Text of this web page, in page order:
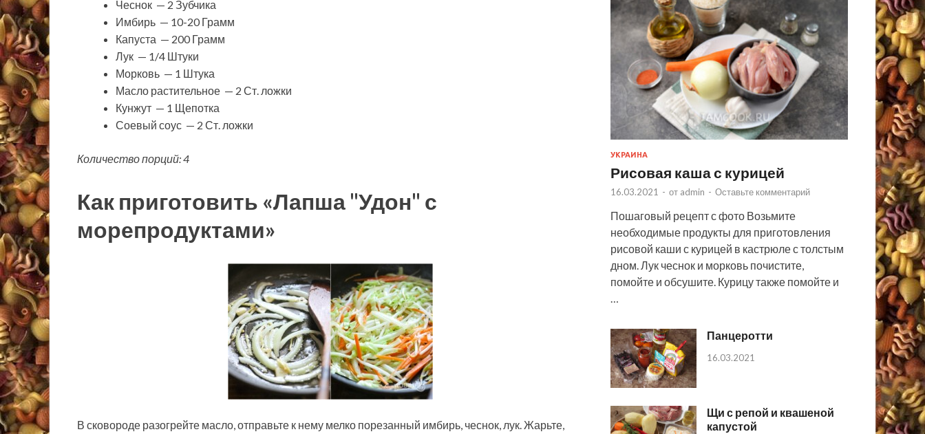
Чеснок — 2 Зубчика
Имбирь — 10-20 Грамм
Капуста — 200 Грамм
Лук — 1/4 Штуки
Морковь — 1 Штука
Масло растительное — 2 Ст. ложки
Кунжут — 1 Щепотка
Соевый соус — 2 Ст. ложки
Количество порций: 4
Как приготовить «Лапша "Удон" с
морепродуктами»
В сковороде разогрейте масло, отправьте к нему мелко порезанный имбирь, чеснок, лук. Жарьте,
УКРАИНА
Рисовая каша с курицей
16.03.2021 - от admin - Оставьте комментарий
Пошаговый рецепт с фото Возьмите
необходимые продукты для приготовления
рисовой каши с курицей в кастрюле с толстым
дном. Лук чеснок и морковь почистите,
помойте и обсушите. Курицу также помойте и
…
Панцеротти
16.03.2021
Щи с репой и квашеной
капустой